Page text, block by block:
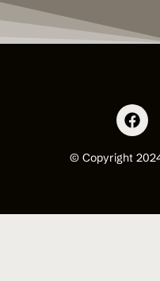
© Copyright